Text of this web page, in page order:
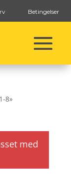
Betingelser
8»
med